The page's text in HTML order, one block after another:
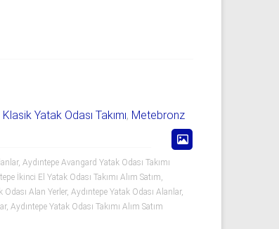
Klasik Yatak Odası Takımı, Metebronz
, Aydıntepe Avangard Yatak Odası Takımı
İkinci El Yatak Odası Takımı Alım Satım,
Odası Alan Yerler, Aydıntepe Yatak Odası Alanlar,
, Aydıntepe Yatak Odası Takımı Alım Satım